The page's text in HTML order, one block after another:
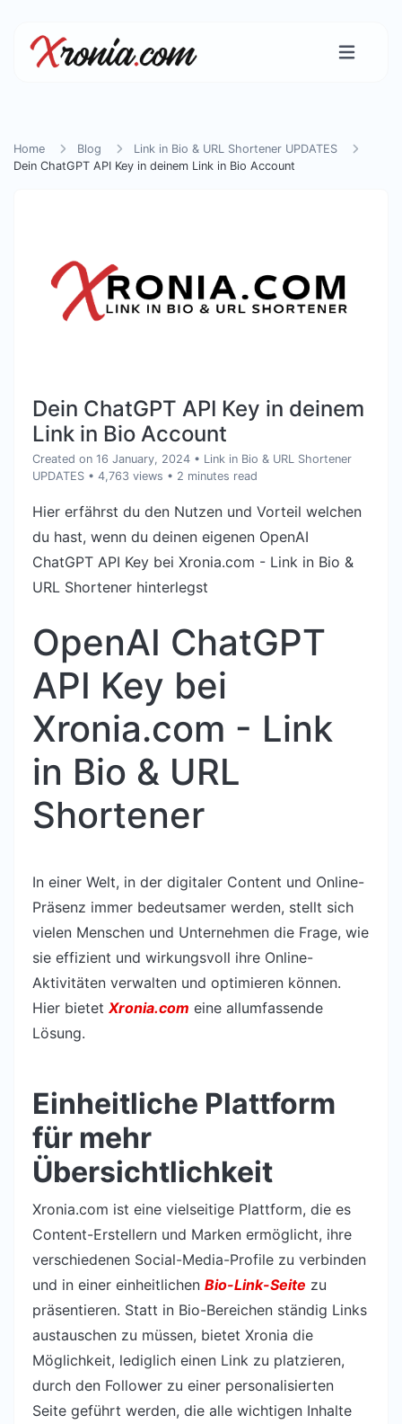
Home Blog
Link in Bio & URL Shortener UPDATES
Dein ChatGPT API Key in deinem Link in Bio Account
Dein ChatGPT API Key in deinem
Link in Bio Account
Created on 16 January, 2024 • Link in Bio & URL Shortener
UPDATES • 4,763 views • 2 minutes read
Hier erfährst du den Nutzen und Vorteil welchen
du hast, wenn du deinen eigenen OpenAI
ChatGPT API Key bei Xronia.com - Link in Bio &
URL Shortener hinterlegst
OpenAI ChatGPT
API Key bei
Xronia.com - Link
in Bio & URL
Shortener
In einer Welt, in der digitaler Content und Online-
Präsenz immer bedeutsamer werden, stellt sich
vielen Menschen und Unternehmen die Frage, wie
sie effizient und wirkungsvoll ihre Online-
Aktivitäten verwalten und optimieren können.
Hier bietet Xronia.com eine allumfassende
Lösung.
Einheitliche Plattform
für mehr
Übersichtlichkeit
Xronia.com ist eine vielseitige Plattform, die es
Content-Erstellern und Marken ermöglicht, ihre
verschiedenen Social-Media-Profile zu verbinden
und in einer einheitlichen Bio-Link-Seite zu
präsentieren. Statt in Bio-Bereichen ständig Links
austauschen zu müssen, bietet Xronia die
Möglichkeit, lediglich einen Link zu platzieren,
durch den Follower zu einer personalisierten
Seite geführt werden, die alle wichtigen Inhalte